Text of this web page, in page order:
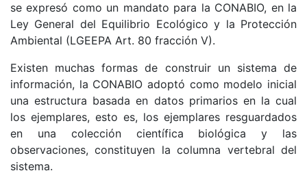
se expresó como un mandato para la CONABIO, en la
Ley General del Equilibrio Ecológico y la Protección
Ambiental (LGEEPA Art. 80 fracción V).
Existen muchas formas de construir un sistema de
información, la CONABIO adoptó como modelo inicial
una estructura basada en datos primarios en la cual
los ejemplares, esto es, los ejemplares resguardados
en una colección científica biológica y las
observaciones, constituyen la columna vertebral del
sistema.